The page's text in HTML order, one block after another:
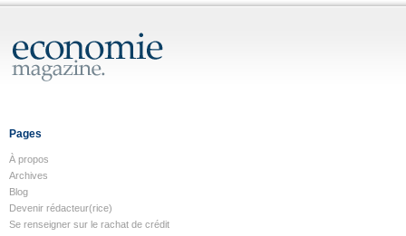
Pages
À propos
Archives
Blog
Devenir rédacteur(rice)
Se renseigner sur le rachat de crédit